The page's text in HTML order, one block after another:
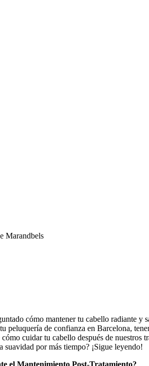
Marandbels
cómo mantener tu cabello radiante y
peluquería de confianza en Barcelona,
cuidar tu cabello después de nuestros
suavidad por más tiempo? ¡Sigue leyendo!
el Mantenimiento Post-Tratamiento?